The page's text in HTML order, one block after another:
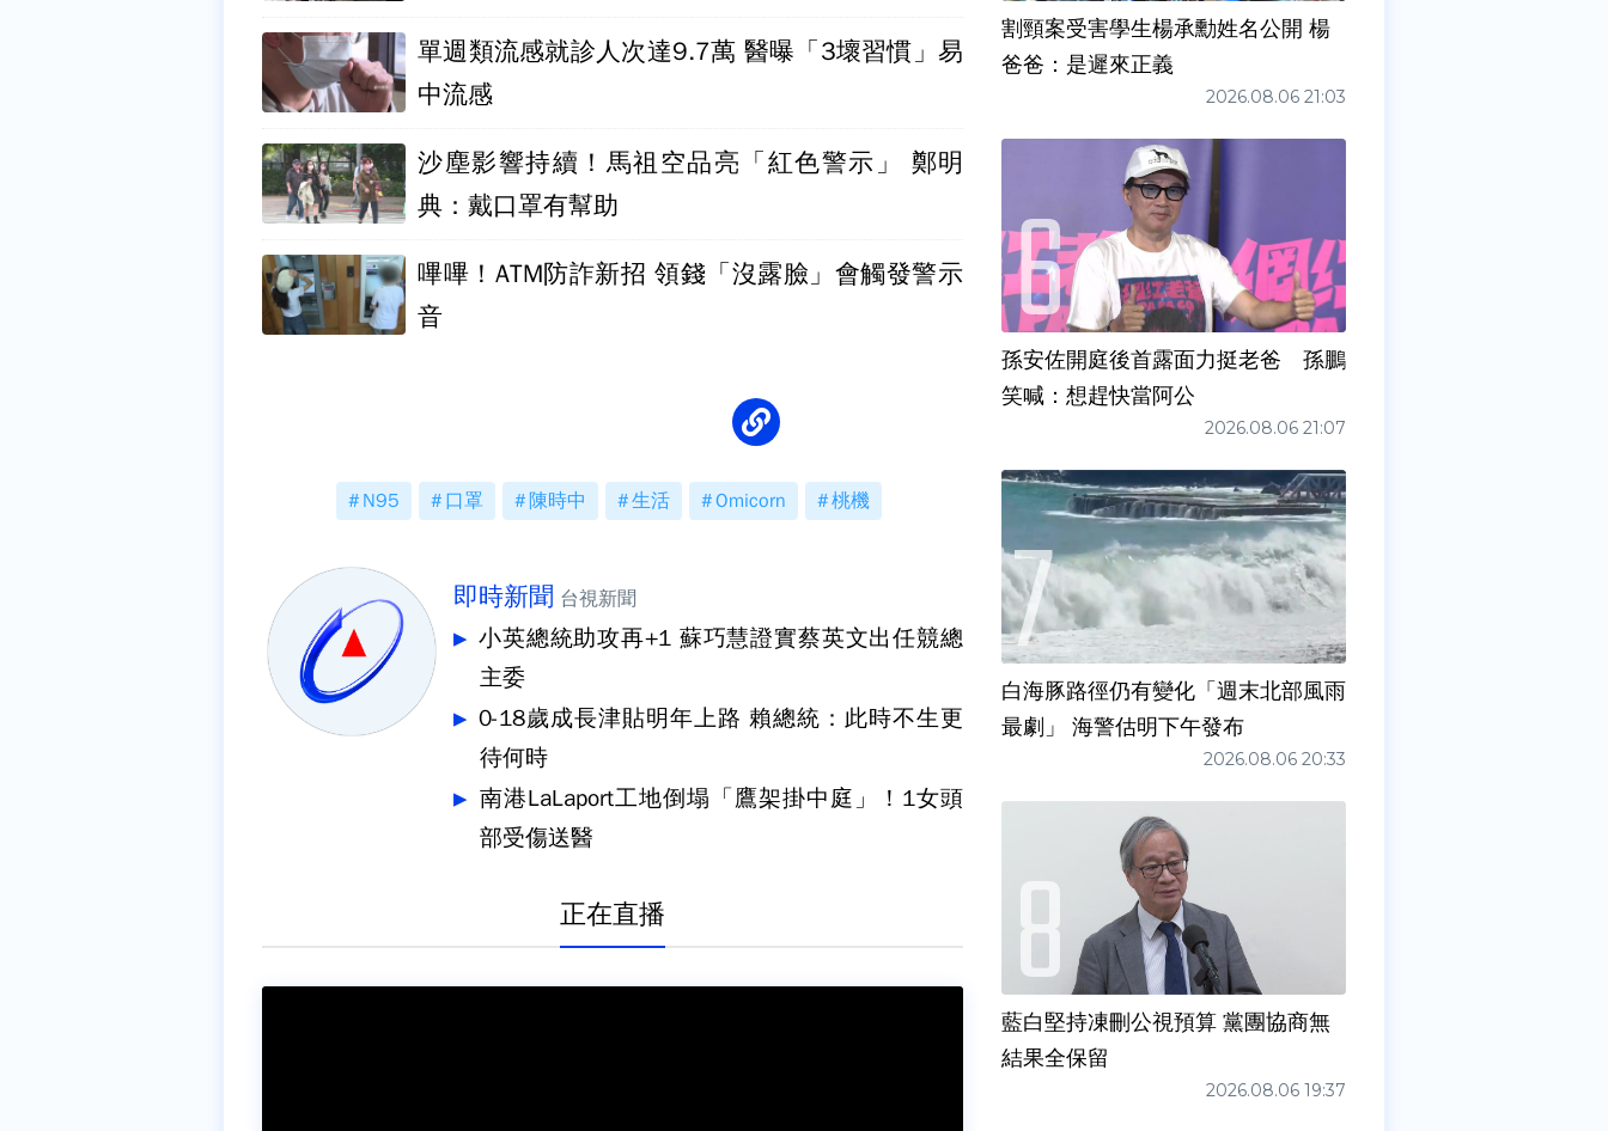
單週類流感就診人次達9.7萬 醫曝「3壞習慣」易
中流感
沙塵影響持續！馬祖空品亮「紅色警示」 鄭明
典：戴口罩有幫助
嗶嗶！ATM防詐新招 領錢「沒露臉」會觸發警示
音
N95 口罩 陳時中 生活 Omicorn 桃機
即時新聞 台視新聞
小英總統助攻再+1 蘇巧慧證實蔡英文出任競總
主委
0-18歲成長津貼明年上路 賴總統：此時不生更
待何時
南港LaLaport工地倒塌「鷹架掛中庭」！1女頭
部受傷送醫
正在直播
割頸案受害學生楊承勳姓名公開 楊
爸爸：是遲來正義
2026.08.06 21:03
孫安佐開庭後首露面力挺老爸 孫鵬
笑喊：想趕快當阿公
2026.08.06 21:07
白海豚路徑仍有變化「週末北部風雨
最劇」 海警估明下午發布
2026.08.06 20:33
藍白堅持凍刪公視預算 黨團協商無
結果全保留
2026.08.06 19:37